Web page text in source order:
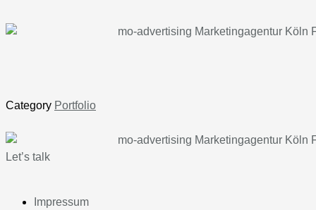
Category Portfolio
Let’s talk
Impressum